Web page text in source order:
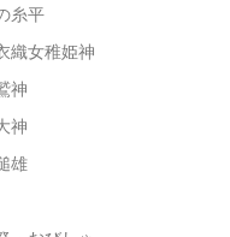
糸平
織女稚姫神
神
神
雄